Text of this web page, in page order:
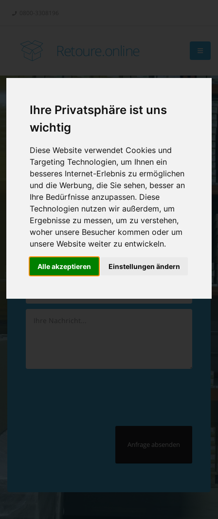
Ihre Privatsphäre ist uns
wichtig
Diese Website verwendet Cookies und
Targeting Technologien, um Ihnen ein
besseres Internet-Erlebnis zu ermöglichen
und die Werbung, die Sie sehen, besser an
Ihre Bedürfnisse anzupassen. Diese
Technologien nutzen wir außerdem, um
Ergebnisse zu messen, um zu verstehen,
woher unsere Besucher kommen oder um
unsere Website weiter zu entwickeln.
Alle akzeptieren Einstellungen ändern
Retoure.online
Retouren-
Management?
Vereinbaren Sie einenRückruf
Hinterlassen Sie uns gern eine persönliche Nachricht.